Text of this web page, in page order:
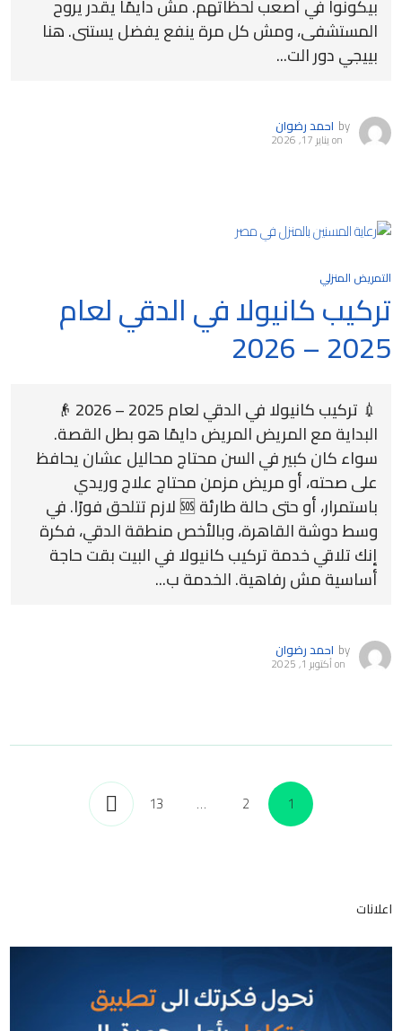
بيكونوا في أصعب لحظاتهم. مش دايمًا يقدر يروح
المستشفى، ومش كل مرة ينفع يفضل يستنى. هنا
بييجي دور الت...
by احمد رضوان
onيناير 17, 2026
التمريض المنزلي
تركيب كانيولا في الدقي لعام
2025 – 2026
💉 تركيب كانيولا في الدقي لعام 2025 – 2026 👴
البداية مع المريض المريض دايمًا هو بطل القصة.
سواء كان كبير في السن محتاج محاليل عشان يحافظ
على صحته، أو مريض مزمن محتاج علاج وريدي
باستمرار، أو حتى حالة طارئة 🆘 لازم تتلحق فورًا. في
وسط دوشة القاهرة، وبالأخص منطقة الدقي، فكرة
إنك تلاقي خدمة تركيب كانيولا في البيت بقت حاجة
أساسية مش رفاهية. الخدمة ب...
by احمد رضوان
onأكتوبر 1, 2025
1
2
…
13
اعلانات